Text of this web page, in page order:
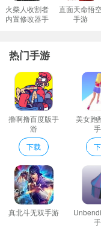
您将具有跳跃飞行和游
通过使用各种不同的工
在每个丛林历险世界开
阿拉丁沙漠冲浪者游
战。
感受新的冒险玩家可
得丰厚的奖励。
过程是漫长的会有很
道具收藏合理使用道具
丰富有趣的剧情故事牵
阿拉丁神灯冒险记介
这款游戏操作起来非
忆。
火柴人收割者
内置修改器手
直面天命悟
手游
热门手游
撸啊撸百度版手
游
下载
美女跑
真北斗无双手游